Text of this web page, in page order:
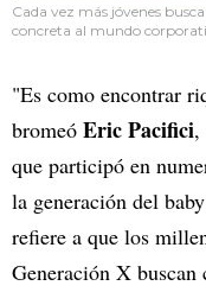
Cada vez más jóvenes
concreta al mundo
"Es como encontrar
bromeó Eric Pacifici,
que participó en
la generación del
refiere a que los
Generación X buscan